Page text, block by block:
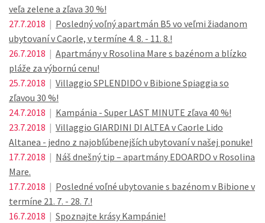
veľa zelene a zľava 30 %!
27.7.2018 | Posledný voľný apartmán B5 vo veľmi žiadanom
ubytovaní v Caorle, v termíne 4. 8. - 11. 8.!
26.7.2018 | Apartmány v Rosolina Mare s bazénom a blízko
pláže za výbornú cenu!
25.7.2018 | Villaggio SPLENDIDO v Bibione Spiaggia so
zľavou 30 %!
24.7.2018 | Kampánia - Super LAST MINUTE zľava 40 %!
23.7.2018 | Villaggio GIARDINI DI ALTEA v Caorle Lido
Altanea - jedno z najobľúbenejších ubytovaní v našej ponuke!
17.7.2018 | Náš dnešný tip – apartmány EDOARDO v Rosolina
Mare.
17.7.2018 | Posledné voľné ubytovanie s bazénom v Bibione v
termíne 21. 7. - 28. 7.!
16.7.2018 | Spoznajte krásy Kampánie!